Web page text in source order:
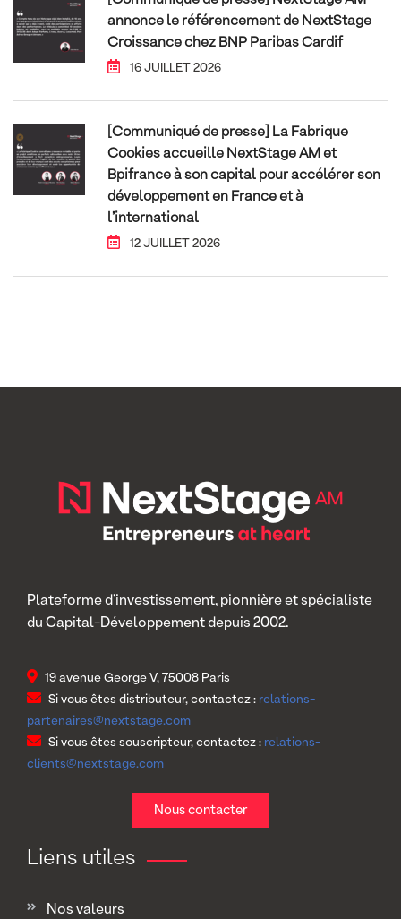
annonce le référencement de NextStage
Croissance chez BNP Paribas Cardif
16 JUILLET 2026
[Communiqué de presse] La Fabrique
Cookies accueille NextStage AM et
Bpifrance à son capital pour accélérer son
développement en France et à
l’international
12 JUILLET 2026
Plateforme d’investissement, pionnière et spécialiste
du Capital-Développement depuis 2002.
19 avenue George V, 75008 Paris
Si vous êtes distributeur, contactez : relations-
partenaires@nextstage.com
Si vous êtes souscripteur, contactez : relations-
clients@nextstage.com
Nous contacter
Liens utiles
Nos valeurs